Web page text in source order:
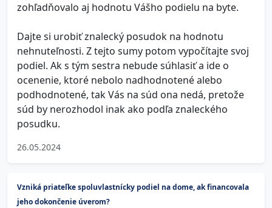
zohľadňovalo aj hodnotu Vášho podielu na byte.
Dajte si urobiť znalecký posudok na hodnotu
nehnuteľnosti. Z tejto sumy potom vypočítajte svoj
podiel. Ak s tým sestra nebude súhlasiť a ide o
ocenenie, ktoré nebolo nadhodnotené alebo
podhodnotené, tak Vás na súd ona nedá, pretože
súd by nerozhodol inak ako podľa znaleckého
posudku.
26.05.2024
Vzniká priateľke spoluvlastnícky podiel na dome, ak financovala
jeho dokončenie úverom?